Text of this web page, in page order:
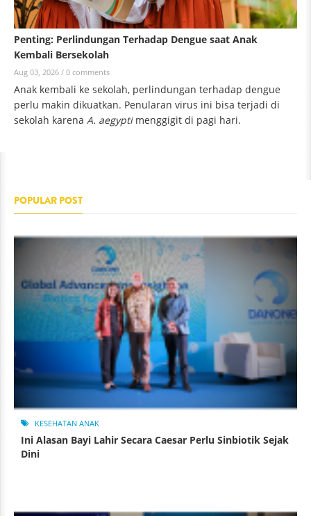
Penting: Perlindungan Terhadap Dengue saat Anak
Kembali Bersekolah
Aug 03, 2026 / 0 comments
Anak kembali ke sekolah, perlindungan terhadap dengue
perlu makin dikuatkan. Penularan virus ini bisa terjadi di
sekolah karena A. aegyptimenggigit di pagi hari.
POPULAR POST
KESEHATAN ANAK
Ini Alasan Bayi Lahir Secara Caesar Perlu Sinbiotik Sejak
Dini